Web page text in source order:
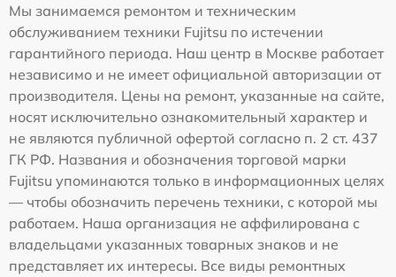
Мы занимаемся ремонтом и техническим
обслуживанием техники Fujitsu по истечении
гарантийного периода. Наш центр в Москве работает
независимо и не имеет официальной авторизации от
производителя. Цены на ремонт, указанные на сайте,
носят исключительно ознакомительный характер и
не являются публичной офертой согласно п. 2 ст. 437
ГК РФ. Названия и обозначения торговой марки
Fujitsu упоминаются только в информационных целях
— чтобы обозначить перечень техники, с которой мы
работаем. Наша организация не аффилирована с
владельцами указанных товарных знаков и не
представляет их интересы. Все виды ремонтных